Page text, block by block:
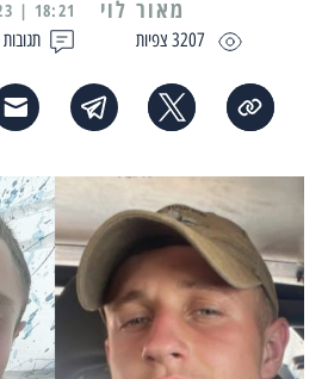
3207 צפיות תגובות
מאור לוי 18:21 | 11/10/2023